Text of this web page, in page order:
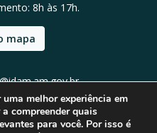
8h às 17h.
mapa
9911
melhor experiência em
compreender quais
para você. Por isso é